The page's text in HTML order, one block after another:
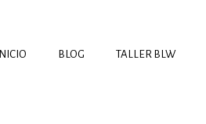
INICIO BLOG TALLER BLW